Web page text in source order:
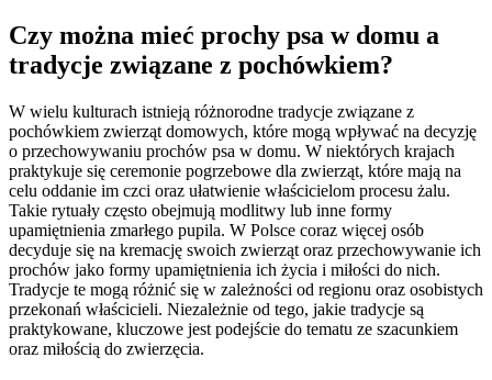
Czy można mieć prochy psa w domu a
tradycje związane z pochówkiem?
W wielu kulturach istnieją różnorodne tradycje związane z
pochówkiem zwierząt domowych, które mogą wpływać na decyzję
o przechowywaniu prochów psa w domu. W niektórych krajach
praktykuje się ceremonie pogrzebowe dla zwierząt, które mają na
celu oddanie im czci oraz ułatwienie właścicielom procesu żalu.
Takie rytuały często obejmują modlitwy lub inne formy
upamiętnienia zmarłego pupila. W Polsce coraz więcej osób
decyduje się na kremację swoich zwierząt oraz przechowywanie ich
prochów jako formy upamiętnienia ich życia i miłości do nich.
Tradycje te mogą różnić się w zależności od regionu oraz osobistych
przekonań właścicieli. Niezależnie od tego, jakie tradycje są
praktykowane, kluczowe jest podejście do tematu ze szacunkiem
oraz miłością do zwierzęcia.